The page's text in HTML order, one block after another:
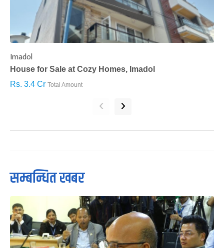
Imadol
House for Sale at Cozy Homes, Imadol
Rs. 3.4 Cr Total Amount
‹ ›
सम्बन्धित खबर